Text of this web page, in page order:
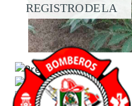
REGISTRO DE LA
PROPIEDAD